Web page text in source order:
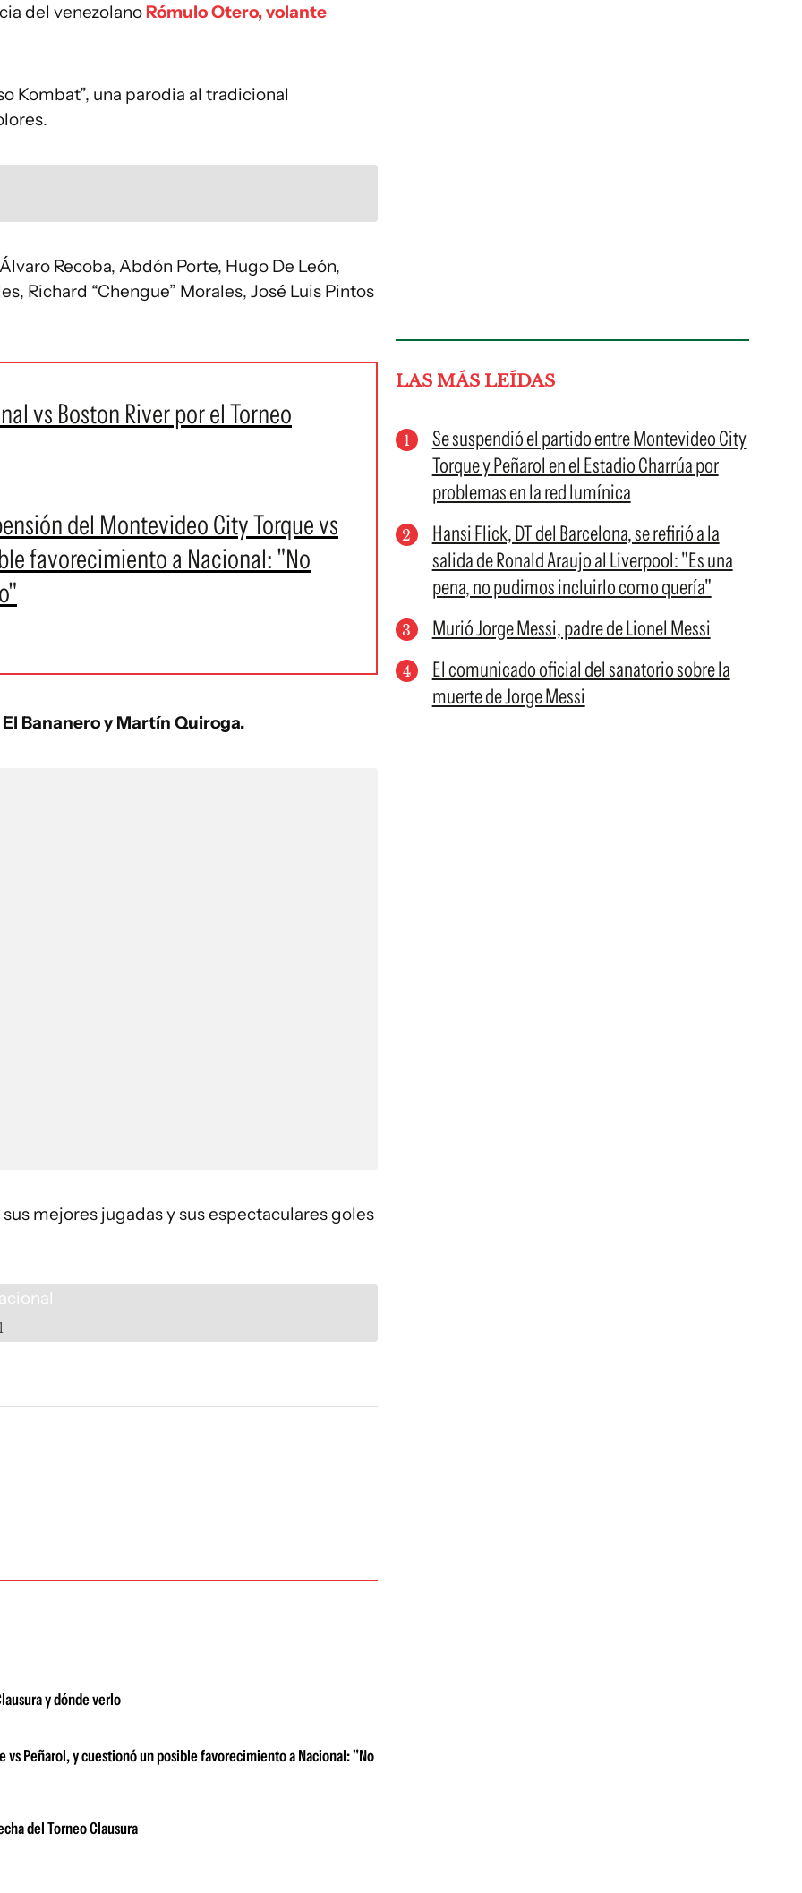
del venezolanoRómulo Otero, volante
Kombat”, una parodia al tradicional
Recoba, Abdón Porte, Hugo De León,
Richard “Chengue” Morales, José Luis Pintos
vs Boston River por el Torneo
del Montevideo City Torque vs
favorecimiento a Nacional: "No
El Bananero y Martín Quiroga.
mejores jugadas y sus espectaculares goles
LAS MÁS LEÍDAS
Se suspendió el partido entre Montevideo City
Torque y Peñarol en el Estadio Charrúa por
problemas en la red lumínica
Hansi Flick, DT del Barcelona, se refirió a la
salida de Ronald Araujo al Liverpool: "Es una
pena, no pudimos incluirlo como quería"
Murió Jorge Messi, padre de Lionel Messi
El comunicado oficial del sanatorio sobre la
muerte de Jorge Messi
y dónde verlo
Peñarol, y cuestionó un posible favorecimiento a Nacional: "No
del Torneo Clausura